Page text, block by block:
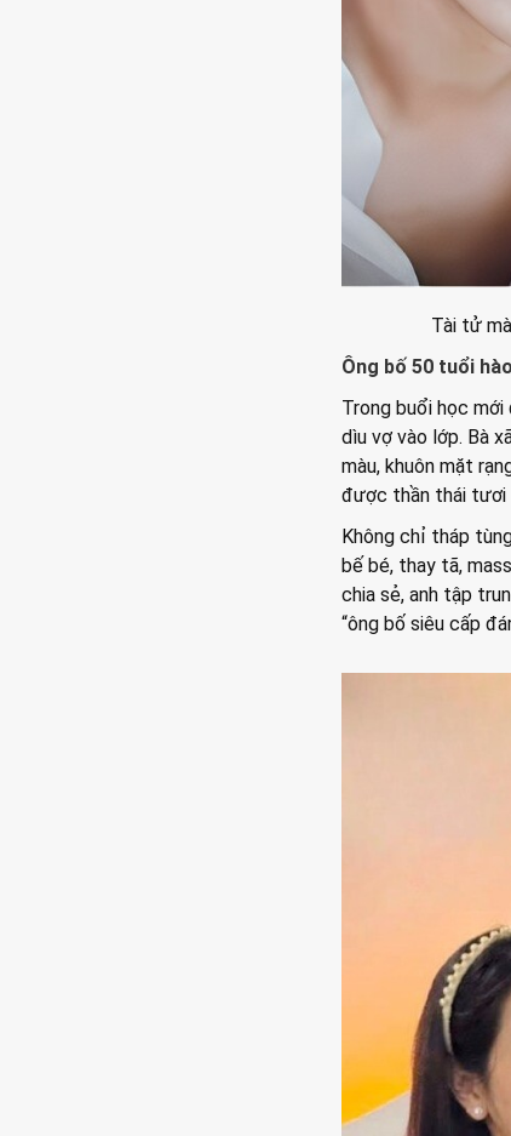
Tài tử
Ông bố 50 tuổi
Trong buổi học mới
dìu vợ vào lớp. Bà
màu, khuôn mặt
được thần thái tươi
Không chỉ tháp
bế bé, thay tã,
chia sẻ, anh tập
“ông bố siêu cấp